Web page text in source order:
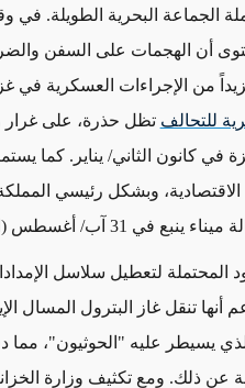
الجماعة البحرية الطويلة.
أن الهجمات على السفن
من الإجراءات العسكرية في
للتحالف تظل حذرة، على غرار
كانون الثاني/ يناير. كما
وبشكل رئيسي المملكة
أغسطس (انظر أدناه)
المحتملة لتعطيل سلاسل
تنقل غاز البترول المسال
يسيطر عليه "الحوثيون"، مما
عن ذلك. ومع تكثيف وزارة